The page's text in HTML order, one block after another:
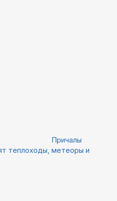
Причалы
теплоходы, метеоры и